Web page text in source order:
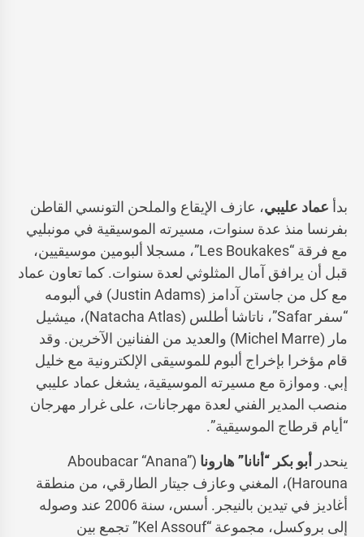
بدأ عماد عليبي، عازف الإيقاع والملحن التونسي القاطن
بفرنسا منذ عدة سنوات، مسيرته الموسيقية في مونبليي
مع فرقة “Les Boukakes”، مسجلا ألبومين موسيقيين،
قبل أن يرافق آمال المثلوثي لعدة سنوات. كما تعاون عماد
مع كل من جاستن آدامز (Justin Adams) في ألبومه
“سفر Safar”، ناتاشا أطلس (Natacha Atlas)، ميشيل
مار (Michel Marre) والعديد من الفنانين الآخرين. وقد
قام مؤخرا بإخراج ألبوم للموسيقى الإلكترونية مع خليل
إبي. وموازة مع مسيرته الموسيقية، يشغل عماد عليبي
منصب المدير الفني لعدة مهرجانات، على غرار مهرجان
“أيام قرطاج الموسيقية”.
ينحدر أبو بكر “أنانا” هارونا (Aboubacar “Anana”
Harouna)، المغني وعازف جيتار الطارقي، من منطقة
أغاديز في تيدين بالنيجر. أسس، سنة 2006 عند وصوله
إلى بروكسل، مجموعة “Kel Assouf” تجمع بين